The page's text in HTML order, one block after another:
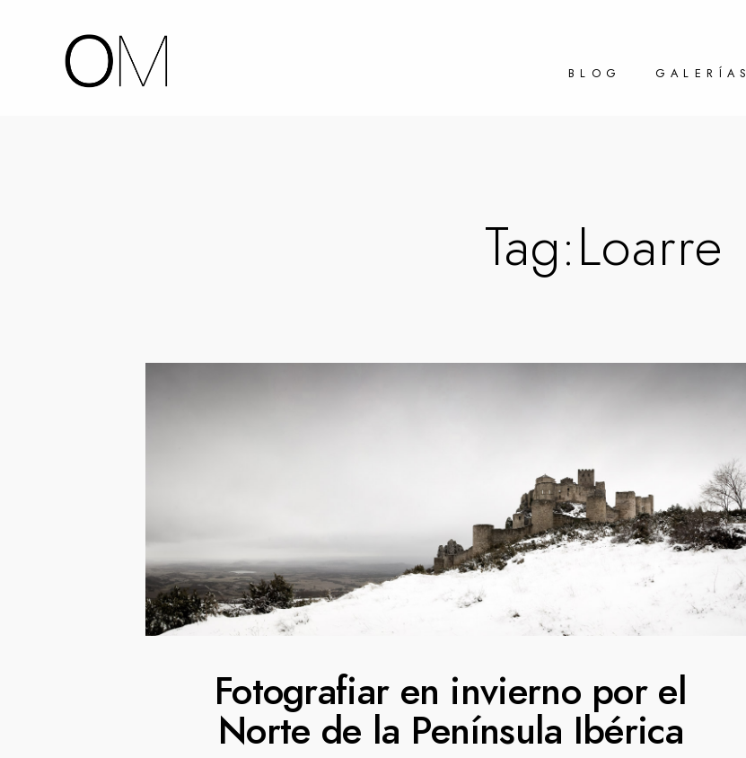
BLOG GALERÍAS
Tag:Loarre
Fotografiar en invierno por el
Norte de la Península Ibérica